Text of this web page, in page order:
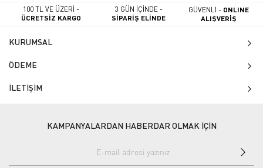
100 TL VE ÜZERİ -
ÜCRETSİZ KARGO
3 GÜN İÇİNDE -
SİPARİŞ ELİNDE
GÜVENLİ - ONLINE
ALIŞVERİŞ
KURUMSAL
ÖDEME
İLETİŞİM
KAMPANYALARDAN HABERDAR OLMAK İÇİN